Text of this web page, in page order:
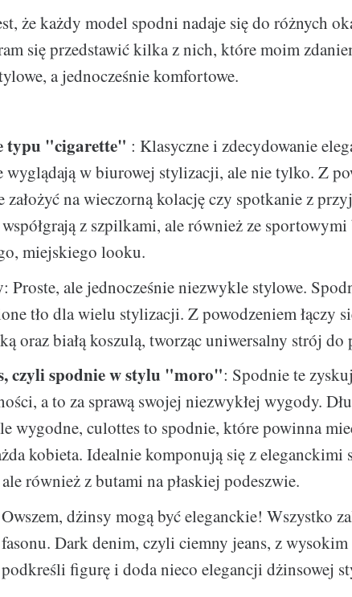
że każdy model spodni nadaje się do różnych
się przedstawić kilka z nich, które moim
a jednocześnie komfortowe.
typu "cigarette" : Klasyczne i zdecydowanie
wyglądają w biurowej stylizacji, ale nie tylko. Z
założyć na wieczorną kolację czy spotkanie z
z szpilkami, ale również ze
miejskiego looku.
: Proste, ale jednocześnie niezwykle stylowe.
tło dla wielu stylizacji. Z powodzeniem łączy
oraz białą koszulą, tworząc uniwersalny strój do
czyli spodnie w stylu "moro": Spodnie te
a to za sprawą swojej niezwykłej wygody.
wygodne, culottes to spodnie, które powinna
kobieta. Idealnie komponują się z eleganckimi
również z butami na płaskiej podeszwie.
dżinsy mogą być eleganckie! Wszystko
Dark denim, czyli ciemny jeans, z wysokim
figurę i doda nieco elegancji dżinsowej